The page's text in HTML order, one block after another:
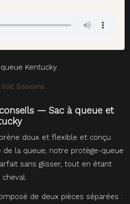
Kentucky.
Soissons
— Sac à queue et
doux et flexible et conçu
de la queue, notre protège-queue
sans glisser, tout en étant
de deux pièces séparées :